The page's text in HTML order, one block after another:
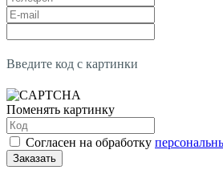
Введите код с картинки
Поменять картинку
Согласен на обработку
Заказать